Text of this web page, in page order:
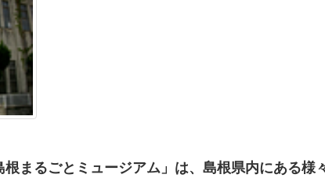
根まるごとミュージアム」は、島根県内にある様